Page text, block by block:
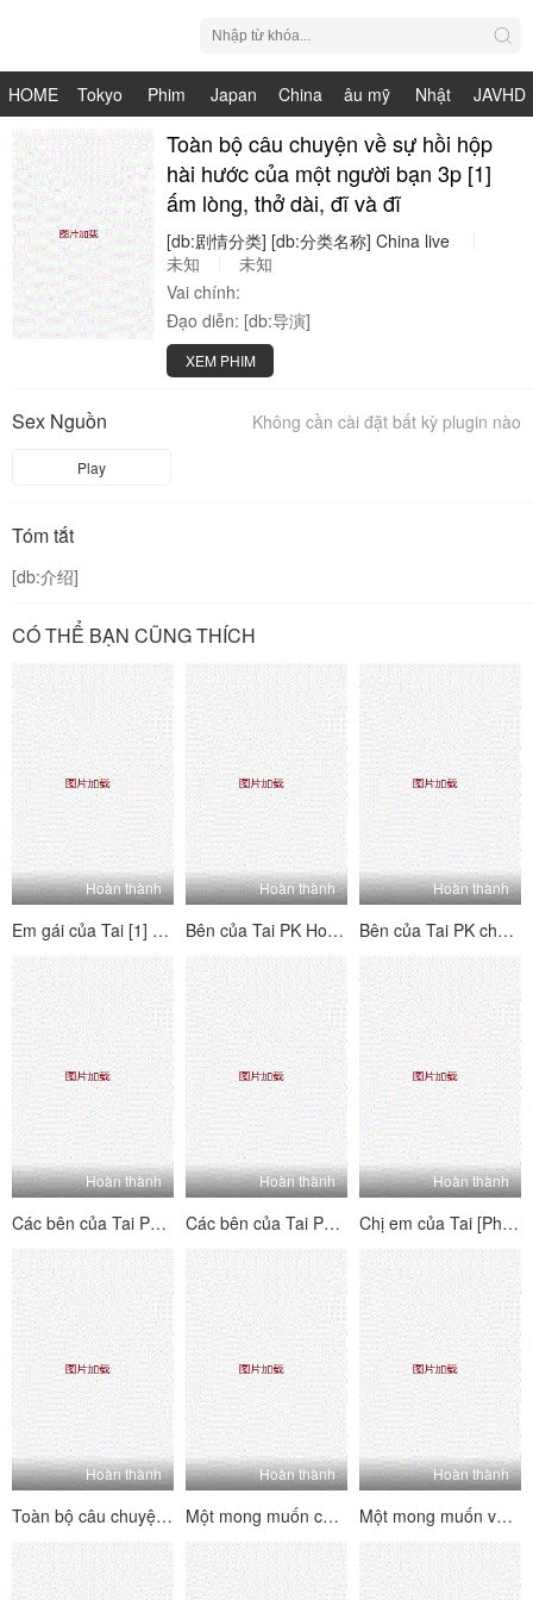
HOME
Tokyo
Hot
Phim
Nhật
Bản
Japan
HDV
China
live
âu mỹ
Nhật
Bản
JAVHD
Toàn bộ câu chuyện về sự hồi hộp
hài hước của một người bạn 3p [1]
ấm lòng, thở dài, đĩ và đĩ
[db:剧情分类] [db:分类名称] China live
未知
未知
Vai chính:
Đạo diễn: [db:导演]
XEM PHIM
Không cần cài đặt bất kỳ plugin nào
Sex Nguồn
Play
Tóm tắt
[db:介绍]
CÓ THỂ BẠN CŨNG THÍCH
Hoàn thành
Em gái của Tai [1] Tôi nghĩ về người mẫu này - Tôi mong chờ nó, đó là một món đồ hoàn hảo, quan hệ tình dục qua đường hậu môn, đánh hơi và phát ra các từ!
Hoàn thành
Bên của Tai PK House's Tai's Sides [4] Vui vẻ và hai mặt ~ Kiểm tra trang nơi bạn có thể thấy mỗi người chơi B của người chơi b ~ Lolita hét lên, đam mê và hung dữ!
Hoàn thành
Bên của Tai PK cho các bên của Tai [3] hai bên - hãy xem trang với hướng dẫn của mỗi cô gái - Lolita hét lên, đam mê và hung dữ!
Hoàn thành
Các bên của Tai PK House's Tai's Sides [2] Vui vẻ và hai mặt ~ Kiểm tra trang web để xem mỗi người chơi B-Showers của B-Players ~ Lolita hét lên, đam mê và hung dữ!
Hoàn thành
Các bên của Tai PK House's Tai's Sides [1] Vui vẻ và hai mặt ~ Kiểm tra trang nơi bạn có thể thấy từng người chơi chữ B của người chơi la hét, đam mê và hung dữ!
Hoàn thành
Chị em của Tai [Phiên bản quyến rũ nhảy khỏa thân] Một tình yêu dâm dục siêu nhiều người, một cái nhìn siêu đa dạng với mức độ khó khăn cao
Hoàn thành
Toàn bộ câu chuyện về sự hồi hộp hài hước của một người bạn 3p [1] ấm lòng, thở dài, đĩ và đĩ
Hoàn thành
Một mong muốn cho mong muốn [Phần 2] phụ nữ trưởng thành không phải là một con người nói chung, và rất tinh tế và thực hiện các kỹ thuật tình dục.
Hoàn thành
Một mong muốn về tình dục [Phần 1] Phụ nữ trưởng thành không phải là một con người nói chung, và cực kỳ lành nghề trong việc thực hiện kỹ thuật tình dục